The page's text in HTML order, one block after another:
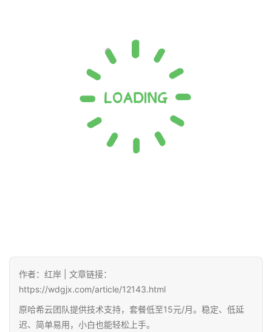
作者：红岸 | 文章链接：
https://wdgjx.com/article/12143.html
原哈希云团队提供技术支持，套餐低至15元/月。稳定、低延
迟、简单易用，小白也能轻松上手。